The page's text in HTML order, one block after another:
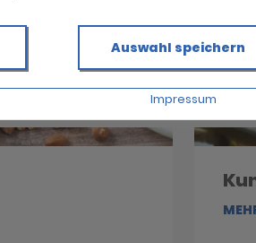
Auswahl speichern
Impressum